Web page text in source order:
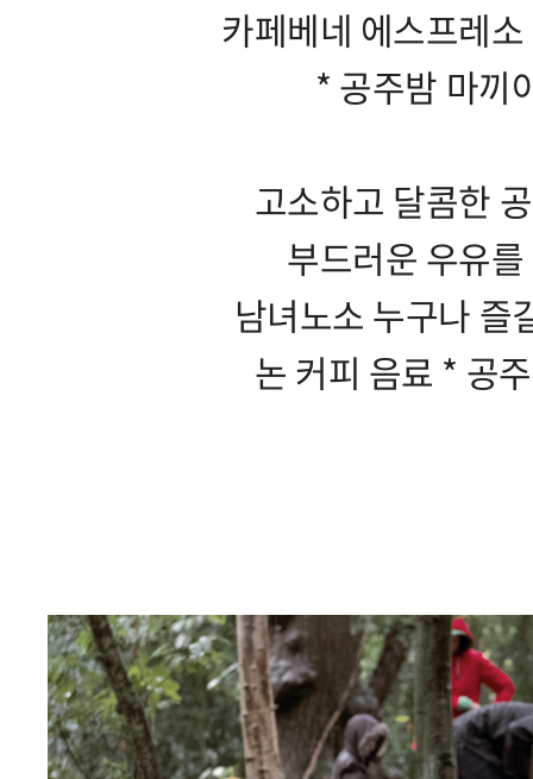
카페베네 에스프레
* 공주밤 마끼
고소하고 달콤한
부드러운 우유
남녀노소 누구나 즐
논 커피 음료 * 공